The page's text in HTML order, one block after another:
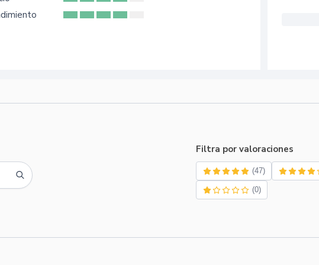
Filtra por valoraciones
(47)
(0)